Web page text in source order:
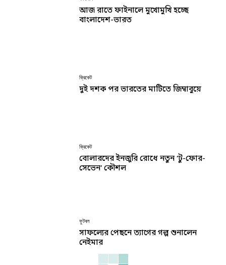
আজ রাতে ফাইনালে মুখোমুখি হচ্ছে
বাংলাদেশ-ভারত
ক্রিকেট
দুই দশক পর ভারতের মাটিতে জিম্বাবুয়ে
ক্রিকেট
বোলারদের ইনজুরি রোধে নতুন ‘টু-ফোর-
সেভেন’ কৌশল
ফুটবল
সাফল্যের পেছনে ত্যাগের গল্প শুনালেন
নেইমার